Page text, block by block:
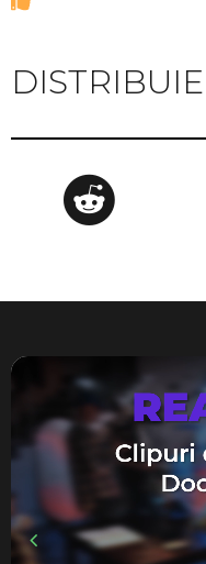
DISTRIBUIE